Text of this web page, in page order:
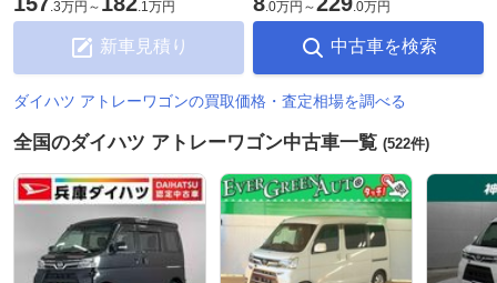
.3万円 ～ .1万円
新車見積り
.0万円 ～ .0万円
中古車を検索
ダイハツ アトレーワゴンの買取価格・査定相場を調べる
全国のダイハツ アトレーワゴン中古車一覧 (522件)